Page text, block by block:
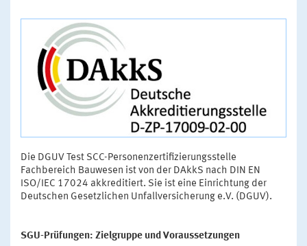
Die DGUV Test SCC-Personenzertifizierungsstelle
Fachbereich Bauwesen ist von der DAkkS nach DIN EN
ISO/IEC 17024 akkreditiert. Sie ist eine Einrichtung der
Deutschen Gesetzlichen Unfallversicherung e.V. (DGUV).
SGU-Prüfungen: Zielgruppe und Voraussetzungen